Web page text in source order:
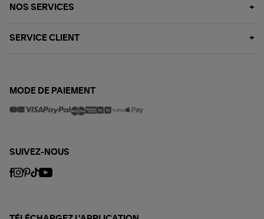
NOS SERVICES
SERVICE CLIENT
MODE DE PAIEMENT
SUIVEZ-NOUS